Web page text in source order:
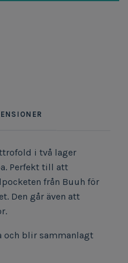
i två lager
Perfekt till att
från Buuh för
Den går även att
och blir sammanlagt